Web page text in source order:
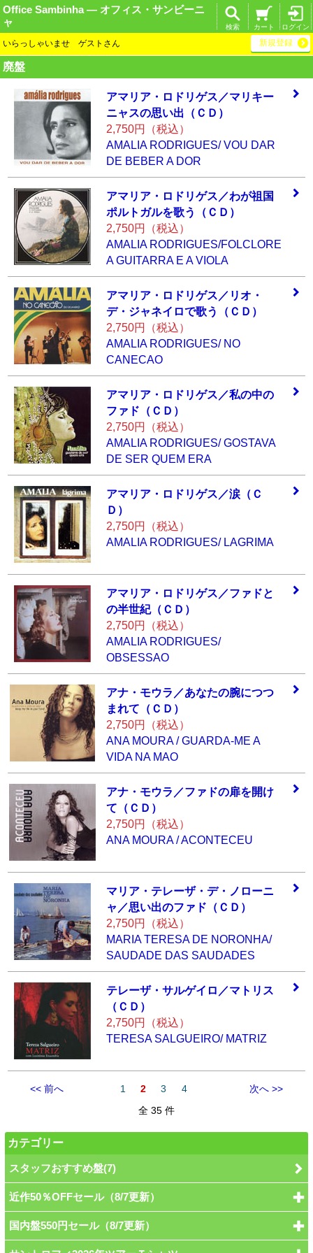
Office Sambinha ― オフィス・サンビーニ
ャ
ログイン
カート
検索
いらっしゃいませ ゲストさん 新規登録
廃盤
アマリア・ロドリゲス／マリキー
ニャスの思い出（Ｃ Ｄ）
2,750円（税込）
AMALIA RODRIGUES/ VOU DAR
DE BEBER A DOR
アマリア・ロドリゲス／わが祖国
ポルトガルを歌う（ ＣＤ）
2,750円（税込）
AMALIA RODRIGUES/FOLCLORE
A GUITARRA E A VIOLA
アマリア・ロドリゲス／リオ・
デ・ ジャネイロで歌う
（ＣＤ）
2,750円（税込）
AMALIA RODRIGUES/ NO
CANECAO
アマリア・ロドリゲス／私の中の
フ ァド（ＣＤ）
2,750円（税込）
AMALIA RODRIGUES/ GOSTAVA
DE SER QUEM ERA
アマリア・ロドリゲス／涙（Ｃ
Ｄ）
2,750円（税込）
AMALIA RODRIGUES/ LAGRIMA
アマリア・ロドリゲス／ファドと
の半世紀（ＣＤ）
2,750円（税込）
AMALIA RODRIGUES/
OBSESSAO
アナ・モウラ／あなたの腕につつ
まれて（ＣＤ）
2,750円（税込）
ANA MOURA / GUARDA-ME A
VIDA NA MAO
アナ・モウラ／フ ァドの扉を開け
て （ＣＤ）
2,750円（税込）
ANA MOURA / ACONTECEU
マリア・テレーザ・デ・ノローニ
ャ ／思い出のファド （ＣＤ）
2,750円（税込）
MARIA TERESA DE NORONHA/
SAUDADE DAS SAUDADES
テレーザ・サルゲイロ／マトリス
（ ＣＤ）
2,750円（税込）
TERESA SALGUEIRO/ MATRIZ
<< 前へ 1 23 4
次へ >>
全 35 件
カテゴリー
スタッフおすすめ盤(7)
近作50％OFFセール（8/7更新）
国内盤550円セール（8/7更新）